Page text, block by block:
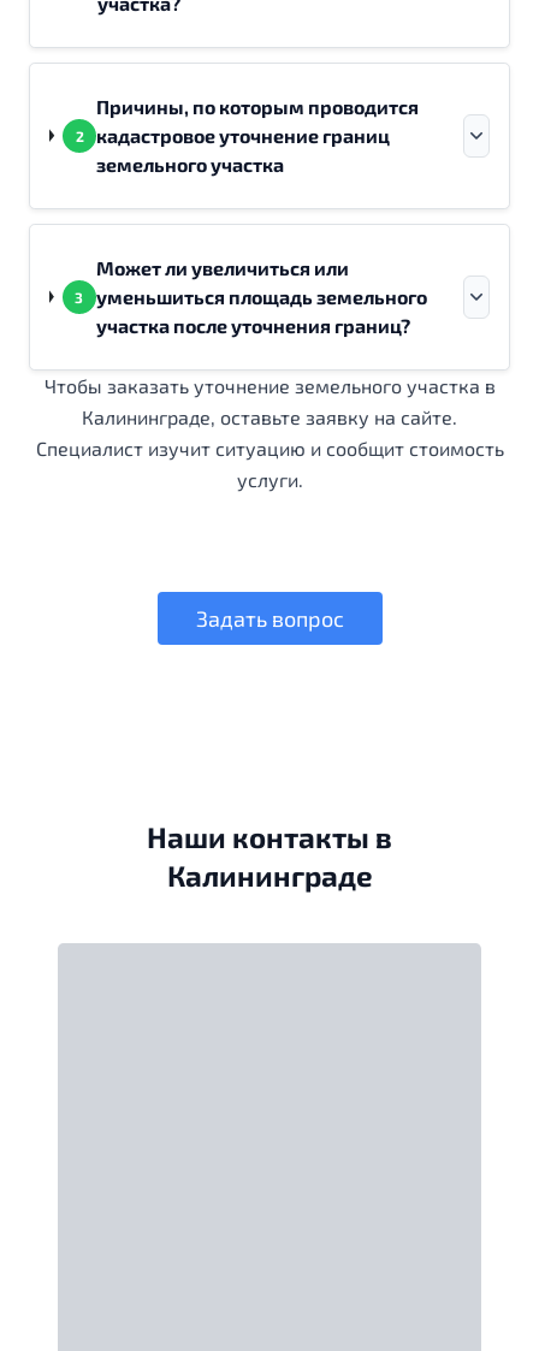
2
Причины, по которым проводится
кадастровое уточнение границ
земельного участка
3
Может ли увеличиться или
уменьшиться площадь земельного
участка после уточнения границ?
Чтобы заказать уточнение земельного участка в
Калининграде, оставьте заявку на сайте.
Специалист изучит ситуацию и сообщит стоимость
услуги.
Задать вопрос
Наши контакты в
Калининграде